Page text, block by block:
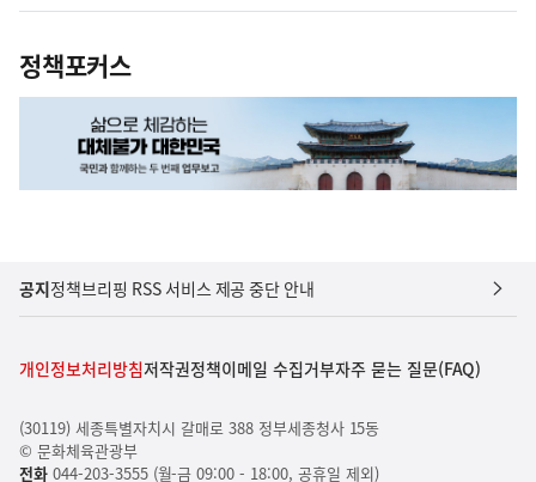
정책포커스
공지정책브리핑 RSS 서비스 제공 중단 안내
개인정보처리방침저작권정책이메일 수집거부자주 묻는 질문(FAQ)
(30119) 세종특별자치시 갈매로 388 정부세종청사 15동
© 문화체육관광부
전화044-203-3555 (월-금 09:00 - 18:00, 공휴일 제외)